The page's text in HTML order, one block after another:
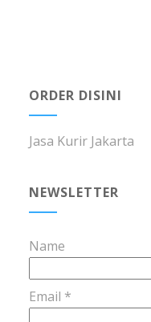
ORDER DISINI
Jasa Kurir Jakarta
NEWSLETTER
Name
Email *